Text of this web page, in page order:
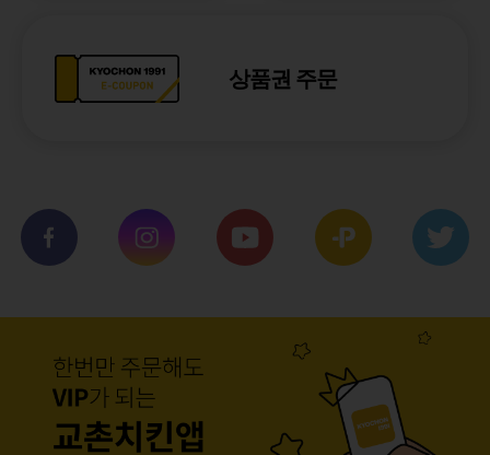
상품권 주문